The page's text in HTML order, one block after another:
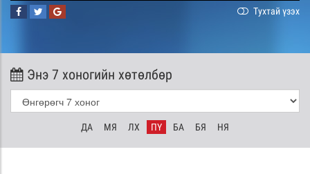
Тухтай үзэх
Энэ 7 хоногийн хөтөлбөр
ДА МЯ ЛХ ПҮ БА БЯ НЯ